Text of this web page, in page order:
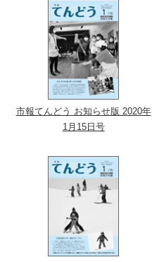
市報てんどう お知らせ版 2020年
1月15日号